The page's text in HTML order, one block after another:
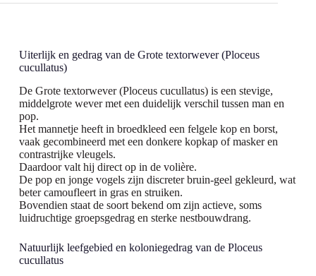
Uiterlijk en gedrag van de Grote textorwever (Ploceus
cucullatus)
De Grote textorwever (Ploceus cucullatus) is een stevige,
middelgrote wever met een duidelijk verschil tussen man en
pop.
Het mannetje heeft in broedkleed een felgele kop en borst,
vaak gecombineerd met een donkere kopkap of masker en
contrastrijke vleugels.
Daardoor valt hij direct op in de volière.
De pop en jonge vogels zijn discreter bruin-geel gekleurd, wat
beter camoufleert in gras en struiken.
Bovendien staat de soort bekend om zijn actieve, soms
luidruchtige groepsgedrag en sterke nestbouwdrang.
Natuurlijk leefgebied en koloniegedrag van de Ploceus
cucullatus